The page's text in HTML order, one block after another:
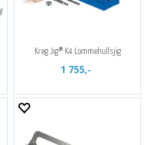
Kreg Jig® K4 Lommehullsjig
1 755,-